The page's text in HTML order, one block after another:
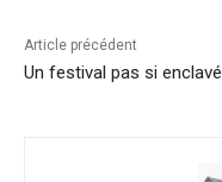
Article précédent
Un festival pas si enclavé